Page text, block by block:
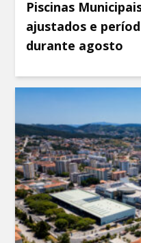
Piscinas
ajustados e
durante agosto